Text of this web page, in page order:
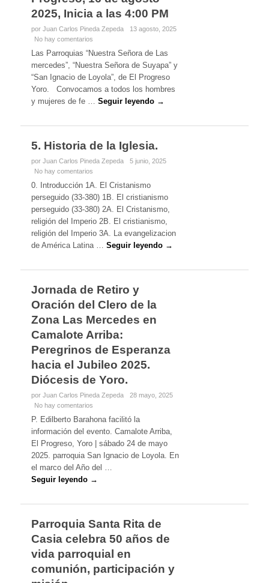
2025, Inicia a las 4:00 PM
por Juan Carlos Pineda Zepeda
13 agosto, 2025
No hay comentarios
Las Parroquias “Nuestra Señora de Las
mercedes”, “Nuestra Señora de Suyapa” y
“San Ignacio de Loyola”, de El Progreso
Yoro. Convocamos a todos los hombres
y mujeres de fe …Seguir leyendo →
5. Historia de la Iglesia.
por Juan Carlos Pineda Zepeda
5 junio, 2025
No hay comentarios
0. Introducción 1A. El Cristanismo
perseguido (33-380) 1B. El cristianismo
perseguido (33-380) 2A. El Cristanismo,
religión del Imperio 2B. El cristianismo,
religión del Imperio 3A. La evangelizacion
de América Latina …Seguir leyendo →
Jornada de Retiro y
Oración del Clero de la
Zona Las Mercedes en
Camalote Arriba:
Peregrinos de Esperanza
hacia el Jubileo 2025.
Diócesis de Yoro.
por Juan Carlos Pineda Zepeda
28 mayo, 2025
No hay comentarios
P. Edilberto Barahona facilitó la
información del evento. Camalote Arriba,
El Progreso, Yoro | sábado 24 de mayo
2025. parroquia San Ignacio de Loyola. En
el marco del Año del …
Seguir leyendo →
Parroquia Santa Rita de
Casia celebra 50 años de
vida parroquial en
comunión, participación y